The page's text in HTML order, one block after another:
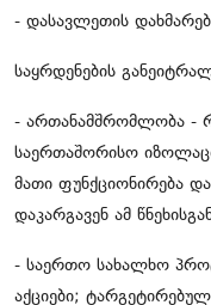
- დასავლეთის
საყრდენების
- ართანამშრომლობა -
საერთაშორისო
მათი ფუნქციონირება
დაკარგავენ ამ
- საერთო სახალხო
აქციები;